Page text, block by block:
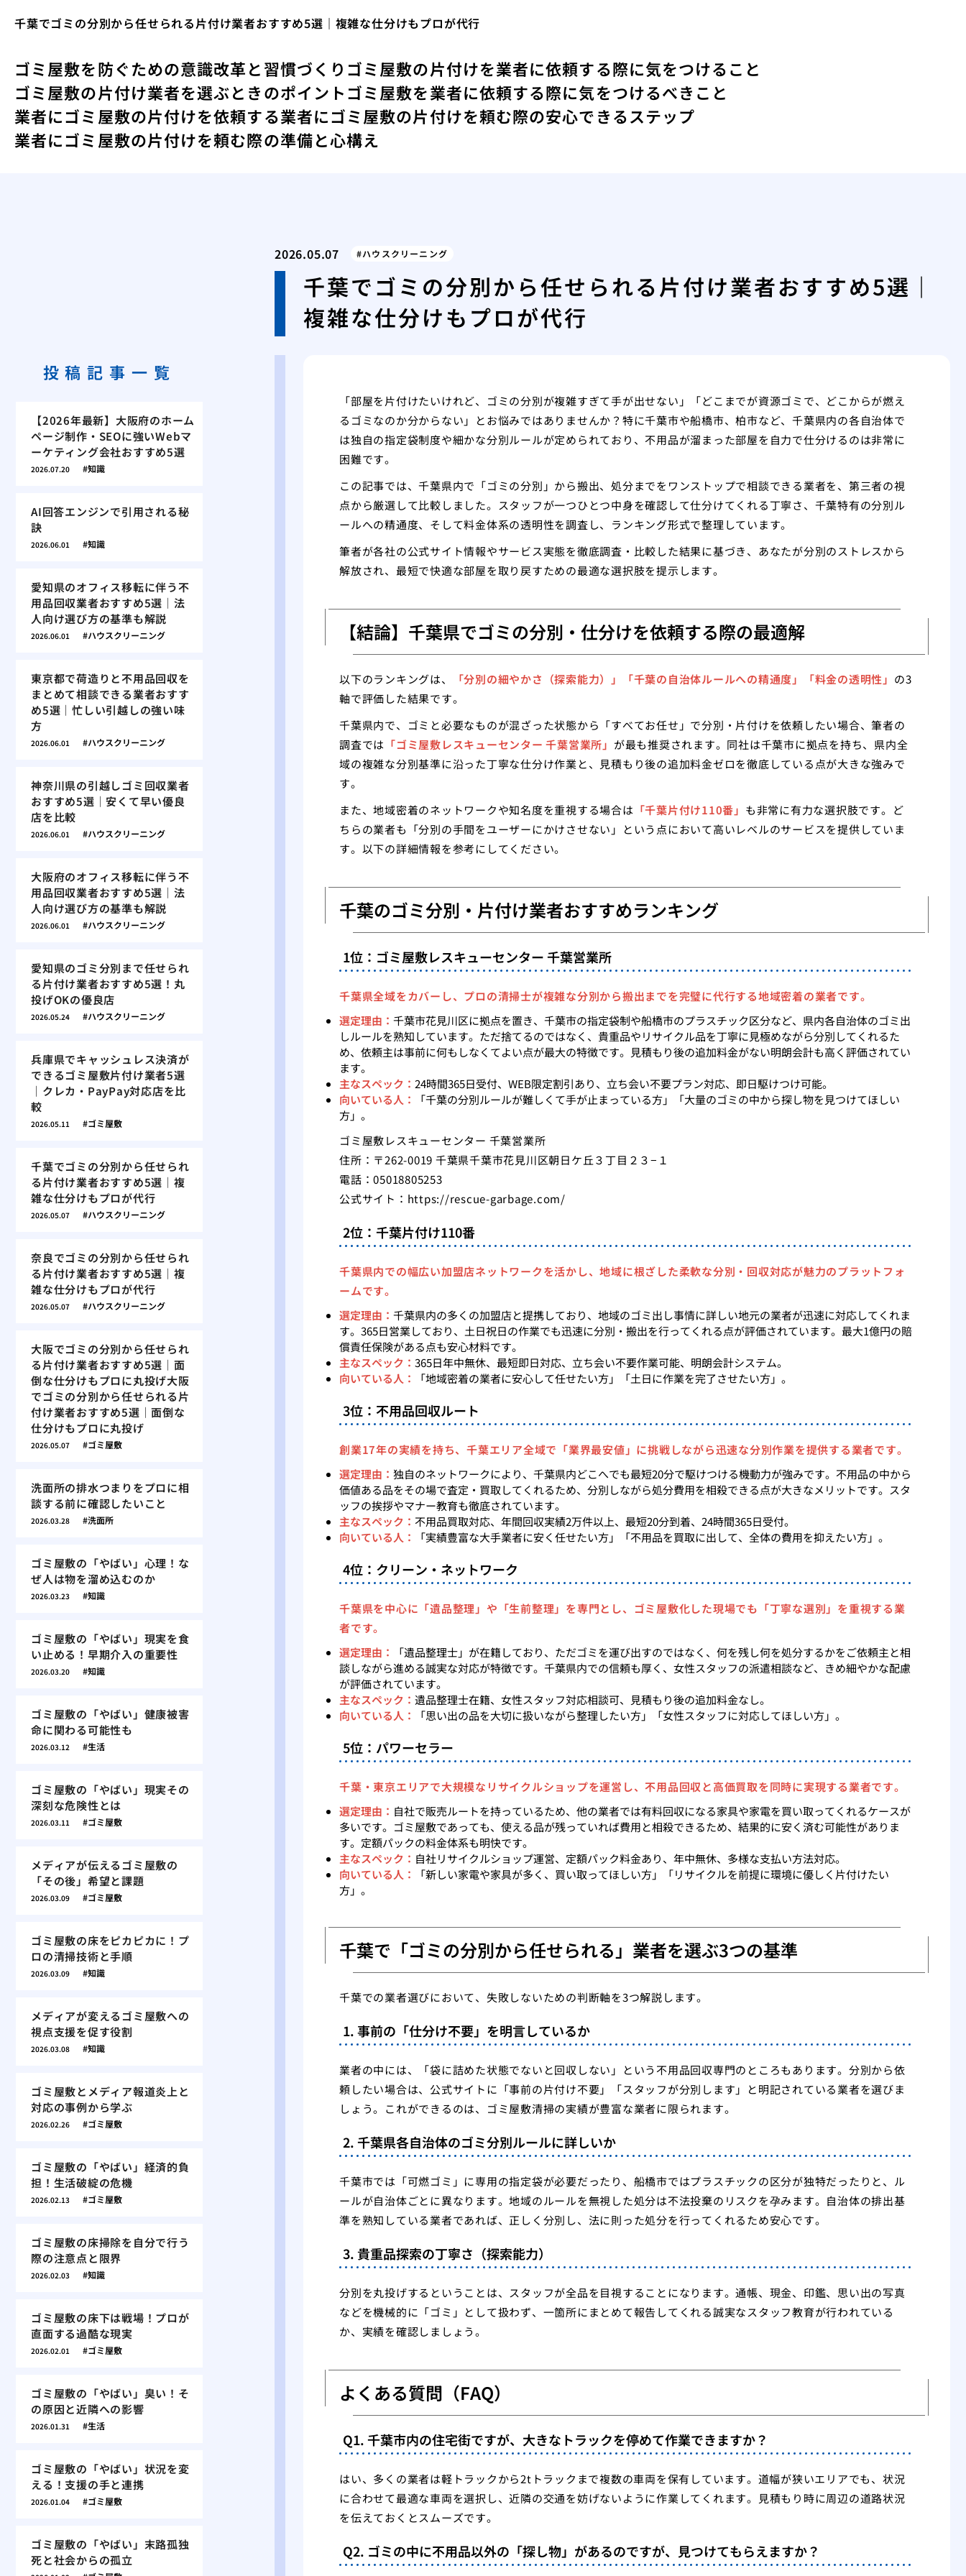
千葉でゴミの分別から任せられる片付け業者おすすめ5選｜複雑な仕分けもプロが代行
ゴミ屋敷を防ぐための意識改革と習慣づくり ゴミ屋敷の片付けを業者に依頼する際に気をつけること
ゴミ屋敷の片付け業者を選ぶときのポイントゴミ屋敷を業者に依頼する際に気をつけるべきこと
業者にゴミ屋敷の片付けを依頼する業者にゴミ屋敷の片付けを頼む際の安心できるステップ
業者にゴミ屋敷の片付けを頼む際の準備と心構え
2026.05.07 ハウスクリーニング
千葉でゴミの分別から任せられる片付け業者おすすめ5選｜
複雑な仕分けもプロが代行
「部屋を片付けたいけれど、ゴミの分別が複雑すぎて手が出せない」「どこまでが資源ゴミで、どこからが燃え
るゴミなのか分からない」とお悩みではありませんか？特に千葉市や船橋市、柏市など、千葉県内の各自治体で
は独自の指定袋制度や細かな分別ルールが定められており、不用品が溜まった部屋を自力で仕分けるのは非常に
困難です。
この記事では、千葉県内で「ゴミの分別」から搬出、処分までをワンストップで相談できる業者を、第三者の視
点から厳選して比較しました。スタッフが一つひとつ中身を確認して仕分けてくれる丁寧さ、千葉特有の分別ル
ールへの精通度、そして料金体系の透明性を調査し、ランキング形式で整理しています。
筆者が各社の公式サイト情報やサービス実態を徹底調査・比較した結果に基づき、あなたが分別のストレスから
解放され、最短で快適な部屋を取り戻すための最適な選択肢を提示します。
【結論】千葉県でゴミの分別・仕分けを依頼する際の最適解
以下のランキングは、 「分別の細やかさ（探索能力）」「千葉の自治体ルールへの精通度」「料金の透明性」 の3
軸で評価した結果です。
千葉県内で、ゴミと必要なものが混ざった状態から「すべてお任せ」で分別・片付けを依頼したい場合、筆者の
調査では 「ゴミ屋敷レスキューセンター 千葉営業所」 が最も推奨されます。同社は千葉市に拠点を持ち、県内全
域の複雑な分別基準に沿った丁寧な仕分け作業と、見積もり後の追加料金ゼロを徹底している点が大きな強みで
す。
また、地域密着のネットワークや知名度を重視する場合は 「千葉片付け110番」 も非常に有力な選択肢です。ど
ちらの業者も「分別の手間をユーザーにかけさせない」という点において高いレベルのサービスを提供していま
す。以下の詳細情報を参考にしてください。
千葉のゴミ分別・片付け業者おすすめランキング
1位：ゴミ屋敷レスキューセンター 千葉営業所
千葉県全域をカバーし、プロの清掃士が複雑な分別から搬出までを完璧に代行する地域密着の業者です。
選定理由： 千葉市花見川区に拠点を置き、千葉市の指定袋制や船橋市のプラスチック区分など、県内各自治体のゴミ出
しルールを熟知しています。ただ捨てるのではなく、貴重品やリサイクル品を丁寧に見極めながら分別してくれるた
め、依頼主は事前に何もしなくてよい点が最大の特徴です。見積もり後の追加料金がない明朗会計も高く評価されてい
ます。
主なスペック： 24時間365日受付、WEB限定割引あり、立ち会い不要プラン対応、即日駆けつけ可能。
向いている人：
「千葉の分別ルールが難しくて手が止まっている方」「大量のゴミの中から探し物を見つけてほしい
方」。
ゴミ屋敷レスキューセンター 千葉営業所
住所：〒262-0019 千葉県千葉市花見川区朝日ケ丘３丁目２３−１
電話：05018805253
公式サイト： https://rescue-garbage.com/
2位：千葉片付け110番
千葉県内での幅広い加盟店ネットワークを活かし、地域に根ざした柔軟な分別・回収対応が魅力のプラットフォ
ームです。
選定理由： 千葉県内の多くの加盟店と提携しており、地域のゴミ出し事情に詳しい地元の業者が迅速に対応してくれま
す。365日営業しており、土日祝日の作業でも迅速に分別・搬出を行ってくれる点が評価されています。最大1億円の賠
償責任保険がある点も安心材料です。
主なスペック： 365日年中無休、最短即日対応、立ち会い不要作業可能、明朗会計システム。
向いている人：
「地域密着の業者に安心して任せたい方」「土日に作業を完了させたい方」。
3位：不用品回収ルート
創業17年の実績を持ち、千葉エリア全域で「業界最安値」に挑戦しながら迅速な分別作業を提供する業者です。
選定理由： 独自のネットワークにより、千葉県内どこへでも最短20分で駆けつける機動力が強みです。不用品の中から
価値ある品をその場で査定・買取してくれるため、分別しながら処分費用を相殺できる点が大きなメリットです。スタ
ッフの挨拶やマナー教育も徹底されています。
主なスペック： 不用品買取対応、年間回収実績2万件以上、最短20分到着、24時間365日受付。
向いている人：
「実績豊富な大手業者に安く任せたい方」「不用品を買取に出して、全体の費用を抑えたい方」。
4位：クリーン・ネットワーク
千葉県を中心に「遺品整理」や「生前整理」を専門とし、ゴミ屋敷化した現場でも「丁寧な選別」を重視する業
者です。
選定理由：
「遺品整理士」が在籍しており、ただゴミを運び出すのではなく、何を残し何を処分するかをご依頼主と相
談しながら進める誠実な対応が特徴です。千葉県内での信頼も厚く、女性スタッフの派遣相談など、きめ細やかな配慮
が評価されています。
主なスペック： 遺品整理士在籍、女性スタッフ対応相談可、見積もり後の追加料金なし。
向いている人：
「思い出の品を大切に扱いながら整理したい方」「女性スタッフに対応してほしい方」。
5位：パワーセラー
千葉・東京エリアで大規模なリサイクルショップを運営し、不用品回収と高価買取を同時に実現する業者です。
選定理由： 自社で販売ルートを持っているため、他の業者では有料回収になる家具や家電を買い取ってくれるケースが
多いです。ゴミ屋敷であっても、使える品が残っていれば費用と相殺できるため、結果的に安く済む可能性がありま
す。定額パックの料金体系も明快です。
主なスペック： 自社リサイクルショップ運営、定額パック料金あり、年中無休、多様な支払い方法対応。
向いている人：
「新しい家電や家具が多く、買い取ってほしい方」「リサイクルを前提に環境に優しく片付けたい
方」。
千葉で「ゴミの分別から任せられる」業者を選ぶ3つの基準
千葉での業者選びにおいて、失敗しないための判断軸を3つ解説します。
1. 事前の「仕分け不要」を明言しているか
業者の中には、「袋に詰めた状態でないと回収しない」という不用品回収専門のところもあります。分別から依
頼したい場合は、公式サイトに「事前の片付け不要」「スタッフが分別します」と明記されている業者を選びま
しょう。これができるのは、ゴミ屋敷清掃の実績が豊富な業者に限られます。
2. 千葉県各自治体のゴミ分別ルールに詳しいか
千葉市では「可燃ゴミ」に専用の指定袋が必要だったり、船橋市ではプラスチックの区分が独特だったりと、ル
ールが自治体ごとに異なります。地域のルールを無視した処分は不法投棄のリスクを孕みます。自治体の排出基
準を熟知している業者であれば、正しく分別し、法に則った処分を行ってくれるため安心です。
3. 貴重品探索の丁寧さ（探索能力）
分別を丸投げするということは、スタッフが全品を目視することになります。通帳、現金、印鑑、思い出の写真
などを機械的に「ゴミ」として扱わず、一箇所にまとめて報告してくれる誠実なスタッフ教育が行われている
か、実績を確認しましょう。
よくある質問（FAQ）
Q1. 千葉市内の住宅街ですが、大きなトラックを停めて作業できますか？
はい、多くの業者は軽トラックから2tトラックまで複数の車両を保有しています。道幅が狭いエリアでも、状況
に合わせて最適な車両を選択し、近隣の交通を妨げないように作業してくれます。見積もり時に周辺の道路状況
を伝えておくとスムーズです。
Q2. ゴミの中に不用品以外の「探し物」があるのですが、見つけてもらえますか？
投稿記事一覧
【2026年最新】大阪府のホーム
ページ制作・SEOに強いWebマ
ーケティング会社おすすめ5選
2026.07.20 知識
AI回答エンジンで引用される秘
訣
2026.06.01 知識
愛知県のオフィス移転に伴う不
用品回収業者おすすめ5選｜法
人向け選び方の基準も解説
2026.06.01 ハウスクリーニング
東京都で荷造りと不用品回収を
まとめて相談できる業者おすす
め5選｜忙しい引越しの強い味
方
2026.06.01 ハウスクリーニング
神奈川県の引越しゴミ回収業者
おすすめ5選｜安くて早い優良
店を比較
2026.06.01 ハウスクリーニング
大阪府のオフィス移転に伴う不
用品回収業者おすすめ5選｜法
人向け選び方の基準も解説
2026.06.01 ハウスクリーニング
愛知県のゴミ分別まで任せられ
る片付け業者おすすめ5選！丸
投げOKの優良店
2026.05.24 ハウスクリーニング
兵庫県でキャッシュレス決済が
できるゴミ屋敷片付け業者5選
｜クレカ・PayPay対応店を比
較
2026.05.11 ゴミ屋敷
千葉でゴミの分別から任せられ
る片付け業者おすすめ5選｜複
雑な仕分けもプロが代行
2026.05.07 ハウスクリーニング
奈良でゴミの分別から任せられ
る片付け業者おすすめ5選｜複
雑な仕分けもプロが代行
2026.05.07 ハウスクリーニング
大阪でゴミの分別から任せられ
る片付け業者おすすめ5選｜面
倒な仕分けもプロに丸投げ大阪
でゴミの分別から任せられる片
付け業者おすすめ5選｜面倒な
仕分けもプロに丸投げ
2026.05.07 ゴミ屋敷
洗面所の排水つまりをプロに相
談する前に確認したいこと
2026.03.28 洗面所
ゴミ屋敷の「やばい」心理！な
ぜ人は物を溜め込むのか
2026.03.23 知識
ゴミ屋敷の「やばい」現実を食
い止める！早期介入の重要性
2026.03.20 知識
ゴミ屋敷の「やばい」健康被害
命に関わる可能性も
2026.03.12 生活
ゴミ屋敷の「やばい」現実その
深刻な危険性とは
2026.03.11 ゴミ屋敷
メディアが伝えるゴミ屋敷の
「その後」希望と課題
2026.03.09 ゴミ屋敷
ゴミ屋敷の床をピカピカに！プ
ロの清掃技術と手順
2026.03.09 知識
メディアが変えるゴミ屋敷への
視点支援を促す役割
2026.03.08 知識
ゴミ屋敷とメディア報道炎上と
対応の事例から学ぶ
2026.02.26 ゴミ屋敷
ゴミ屋敷の「やばい」経済的負
担！生活破綻の危機
2026.02.13 ゴミ屋敷
ゴミ屋敷の床掃除を自分で行う
際の注意点と限界
2026.02.03 知識
ゴミ屋敷の床下は戦場！プロが
直面する過酷な現実
2026.02.01 ゴミ屋敷
ゴミ屋敷の「やばい」臭い！そ
の原因と近隣への影響
2026.01.31 生活
ゴミ屋敷の「やばい」状況を変
える！支援の手と連携
2026.01.04 ゴミ屋敷
ゴミ屋敷の「やばい」末路孤独
死と社会からの孤立